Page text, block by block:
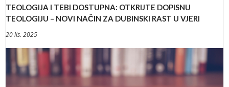
TEOLOGIJA I TEBI DOSTUPNA: OTKRIJTE DOPISNU
TEOLOGIJU – NOVI NAČIN ZA DUBINSKI RAST U VJERI
20 lis. 2025